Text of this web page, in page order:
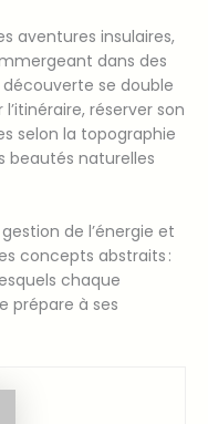
aventures insulaires,
dans des
découverte se double
réserver son
selon la topographie
beautés naturelles
de l’énergie et
concepts abstraits :
chaque
prépare à ses